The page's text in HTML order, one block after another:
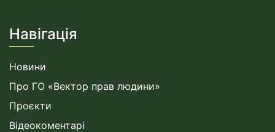
Навігація
Новини
Про ГО «Вектор прав людини»
Проєкти
Відеокоментарі